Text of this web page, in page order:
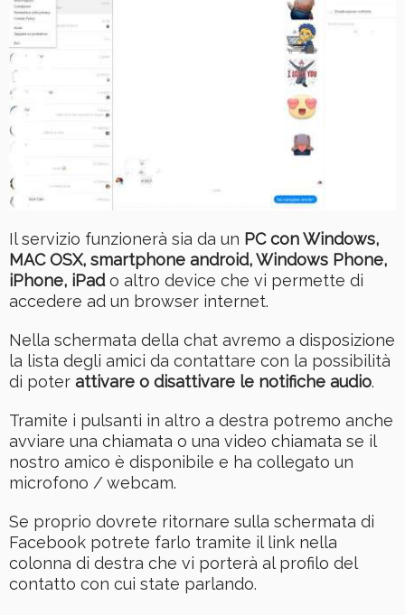
Il servizio funzionerà sia da un PC con Windows,
MAC OSX, smartphone android, Windows Phone,
iPhone, iPado altro device che vi permette di
accedere ad un browser internet.
Nella schermata della chat avremo a disposizione
la lista degli amici da contattare con la possibilità
di poter attivare o disattivare le notifiche audio.
Tramite i pulsanti in altro a destra potremo anche
avviare una chiamata o una video chiamata se il
nostro amico è disponibile e ha collegato un
microfono / webcam.
Se proprio dovrete ritornare sulla schermata di
Facebook potrete farlo tramite il link nella
colonna di destra che vi porterà al profilo del
contatto con cui state parlando.